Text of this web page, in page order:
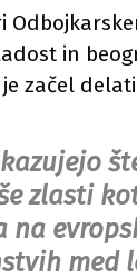
in
začel
zlasti
med